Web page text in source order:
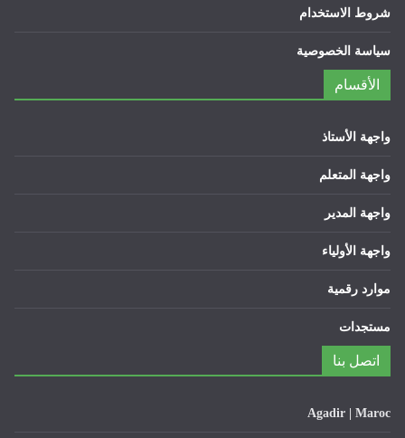
شروط الاستخدام
سياسة الخصوصية
الأقسام
واجهة الأستاذ
واجهة المتعلم
واجهة المدير
واجهة الأولياء
موارد رقمية
مستجدات
اتصل بنا
Agadir | Maroc